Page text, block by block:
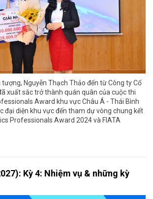
Nguyễn Thạch Thảo đến từ Công ty Cổ
xuất sắc trở thành quán quân của cuộc thi
Award khu vực Châu Á - Thái Bình
đại diện khu vực đến tham dự vòng chung kết
Professionals Award 2024 và FIATA
Kỳ 4: Nhiệm vụ & những kỳ